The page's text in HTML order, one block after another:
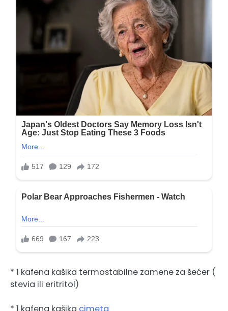
* 1 kafena kašika termostabilne zamene za šećer (
stevia ili eritritol)